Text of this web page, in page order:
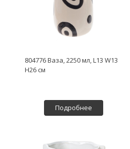
804776 Ваза, 2250 мл, L13 W13
H26 см
Подробнее